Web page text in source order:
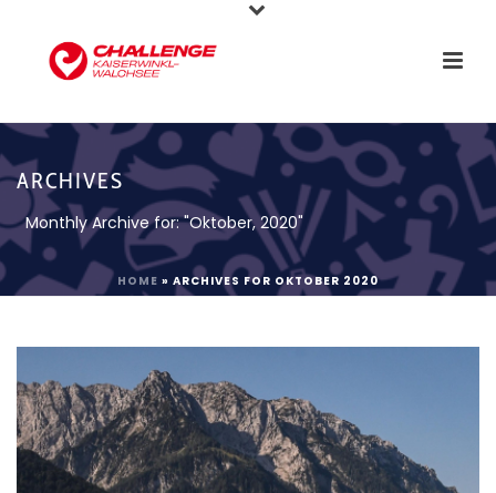
ARCHIVES
Monthly Archive for: "Oktober, 2020"
HOME » ARCHIVES FOR OKTOBER 2020